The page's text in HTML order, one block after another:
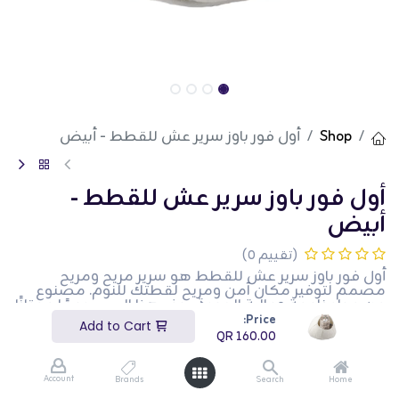
Price:
160.00
Home
Search
Brands
Account
Shop أول فور باوز سرير عش للقطط - أبيض
أول فور باوز سرير عش للقطط -
أبيض
(تقييم 0)
أول فور باوز سرير عش للقطط هو سرير مريح ومريح
مصمم لتوفير مكان آمن ومريح لقطتك للنوم. مصنوع
من مواد ناعمة وعالية الجودة، يوفر هذا السرير دعمًا ممتازًا
ودفءًا. يخلق التصميم الشبيه بالعش إحساسًا بالأمان، مما
يجعله مثاليًا للقطط التي تحب الالتفاف والنوم. يضيف
اللون الأبيض لمسة من الأناقة إلى أي ديكور منزلي. هذا
السرير مثالي لأصحاب القطط الذين يرغبون في توفير
مساحة نوم فاخرة ومريحة لحيواناتهم الأليفة.